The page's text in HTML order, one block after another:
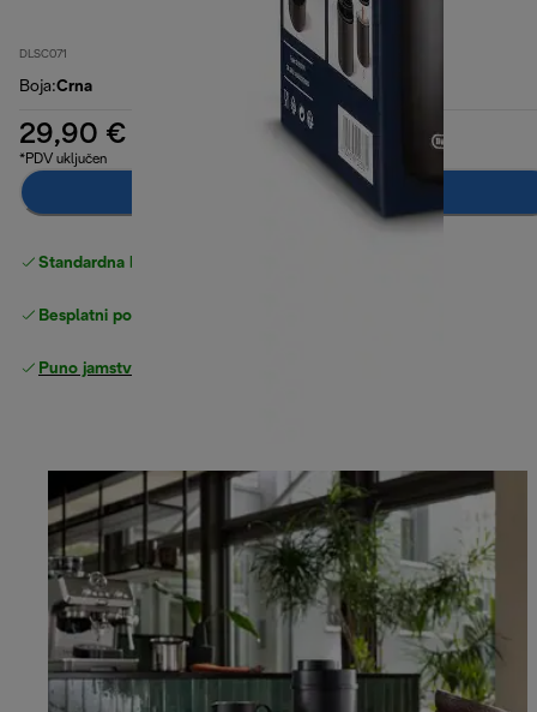
DLSC071
Boja:Crna
29,90 €
*PDV uključen
Dodaj u košaricu
Standardna besplatna
Besplatni povrati
Puno jamstvo proizvođača